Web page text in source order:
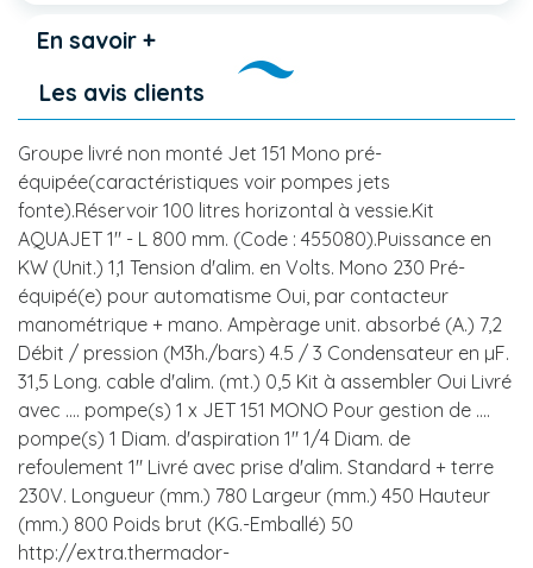
En savoir +
Les avis clients
Groupe livré non monté Jet 151 Mono pré-
équipée(caractéristiques voir pompes jets
fonte).Réservoir 100 litres horizontal à vessie.Kit
AQUAJET 1" - L 800 mm. (Code : 455080).Puissance en
KW (Unit.) 1,1 Tension d'alim. en Volts. Mono 230 Pré-
équipé(e) pour automatisme Oui, par contacteur
manométrique + mano. Ampèrage unit. absorbé (A.) 7,2
Débit / pression (M3h./bars) 4.5 / 3 Condensateur en µF.
31,5 Long. cable d'alim. (mt.) 0,5 Kit à assembler Oui Livré
avec .... pompe(s) 1 x JET 151 MONO Pour gestion de ....
pompe(s) 1 Diam. d'aspiration 1" 1/4 Diam. de
refoulement 1" Livré avec prise d'alim. Standard + terre
230V. Longueur (mm.) 780 Largeur (mm.) 450 Hauteur
(mm.) 800 Poids brut (KG.-Emballé) 50
http://extra.thermador-